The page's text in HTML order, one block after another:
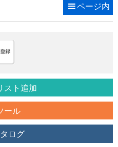
ページ内
スト追加
ール
ログ